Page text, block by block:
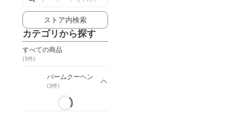
ストア内検索
カテゴリから探す
すべての商品
(3件)
バームクーヘン
(3件)